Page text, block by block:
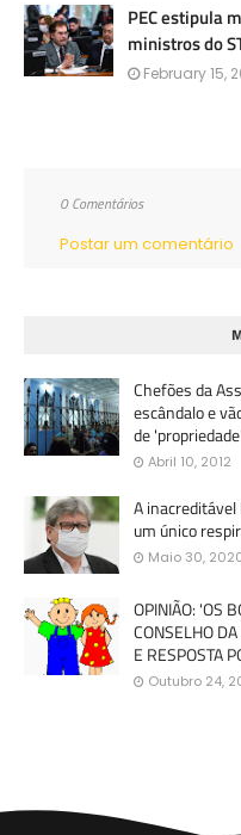
PEC estipula
ministros do
February 15,
0 Comentários
Postar um comentário
Chefões da
escândalo e
de
Abril 10, 2012
A
um único
Maio 30,
OPINIÃO: 'OS
CONSELHO
E RESPOSTA
Outubro 24,